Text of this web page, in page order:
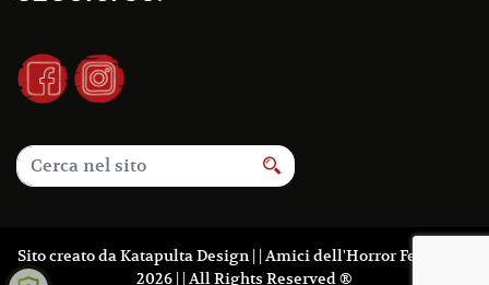
Sito creato daKatapulta Design| | Amici dell'Horror Fest 2016-
2026 | | All Rights Reserved ®